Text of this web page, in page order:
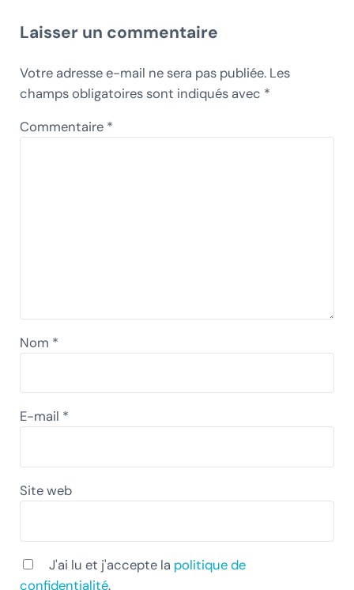
Laisser un commentaire
Votre adresse e-mail ne sera pas publiée. Les
champs obligatoires sont indiqués avec *
Commentaire *
Nom *
E-mail *
Site web
J'ai lu et j'accepte la politique de
confidentialité.